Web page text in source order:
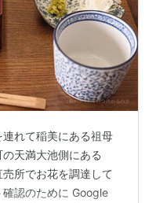
れて稲美にある祖母
天満大池側にある
売所でお花を調達して
認のために Google